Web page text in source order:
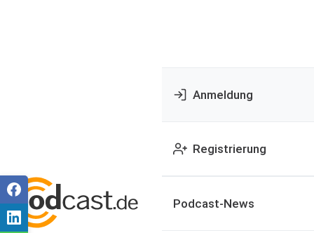
Anmeldung
Registrierung
Podcast-News